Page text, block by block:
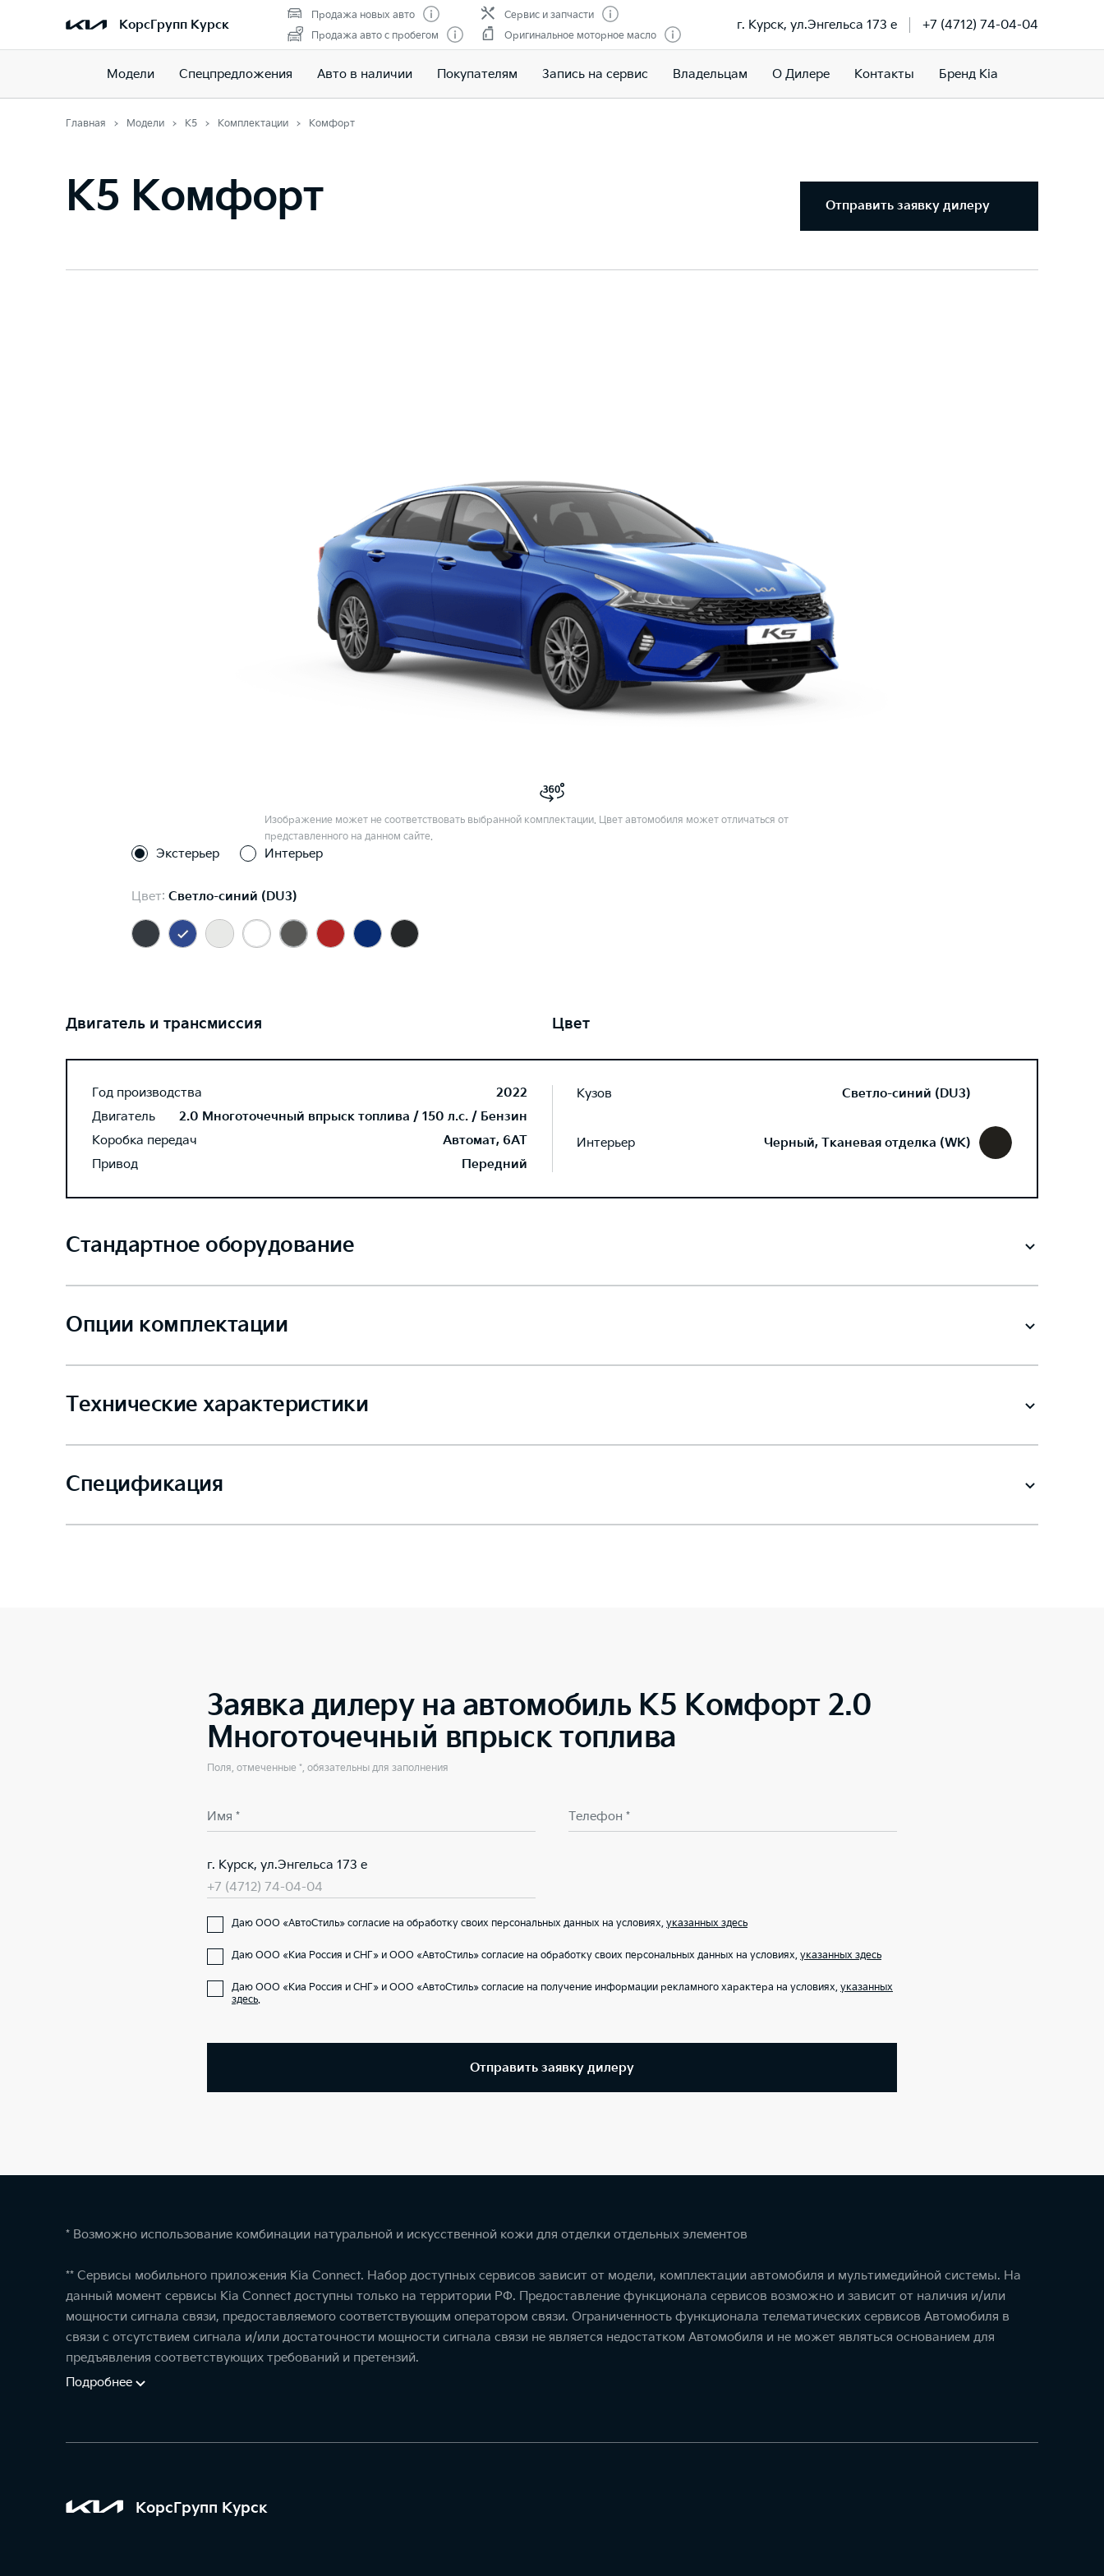
КорсГрупп Курск
Продажа новых авто
Продажа авто с пробегом
Сервис и запчасти
Оригинальное моторное масло
г. Курск, ул.Энгельса 173 е +7 (4712) 74-04-04
Модели Спецпредложения Авто в наличии Покупателям Запись на сервис Владельцам О Дилере Контакты Бренд Kia
Главная Модели K5 Комплектации Комфорт
K5 Комфорт Отправить заявку дилеру
Изображение может не соответствовать выбранной комплектации. Цвет автомобиля может отличаться от
представленного на данном сайте.
Экстерьер Интерьер
Цвет: Светло-синий (DU3)
Двигатель и трансмиссия
Год производства
2022
Двигатель
2.0 Многоточечный впрыск топлива / 150 л.с. / Бензин
Коробка передач
Автомат, 6AT
Привод
Передний
Цвет
Кузов Светло-синий (DU3)
Интерьер Черный, Тканевая отделка (WK)
Стандартное оборудование
Опции комплектации
Технические характеристики
Спецификация
Заявка дилеру на автомобиль K5 Комфорт 2.0
Многоточечный впрыск топлива
Поля, отмеченные *, обязательны для заполнения
Имя * Телефон *
г. Курск, ул.Энгельса 173 е
+7 (4712) 74-04-04
Даю ООО «АвтоСтиль» согласие на обработку своих персональных данных на условиях, указанных здесь
Даю ООО «Киа Россия и СНГ» и ООО «АвтоСтиль» согласие на обработку своих персональных данных на условиях, указанных здесь
Даю ООО «Киа Россия и СНГ» и ООО «АвтоСтиль» согласие на получение информации рекламного характера на условиях, указанных
здесь.
Отправить заявку дилеру
* Возможно использование комбинации натуральной и искусственной кожи для отделки отдельных элементов
** Сервисы мобильного приложения Kia Connect. Набор доступных сервисов зависит от модели, комплектации автомобиля и мультимедийной системы. На
данный момент сервисы Kia Connect доступны только на территории РФ. Предоставление функционала сервисов возможно и зависит от наличия и/или
мощности сигнала связи, предоставляемого соответствующим оператором связи. Ограниченность функционала телематических сервисов Автомобиля в
связи с отсутствием сигнала и/или достаточности мощности сигнала связи не является недостатком Автомобиля и не может являться основанием для
предъявления соответствующих требований и претензий.
Подробнее
КорсГрупп Курск